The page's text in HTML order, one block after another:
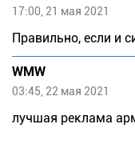
17:00, 21 мая 2021
Правильно, если и
WMW
03:45, 22 мая 2021
лучшая реклама